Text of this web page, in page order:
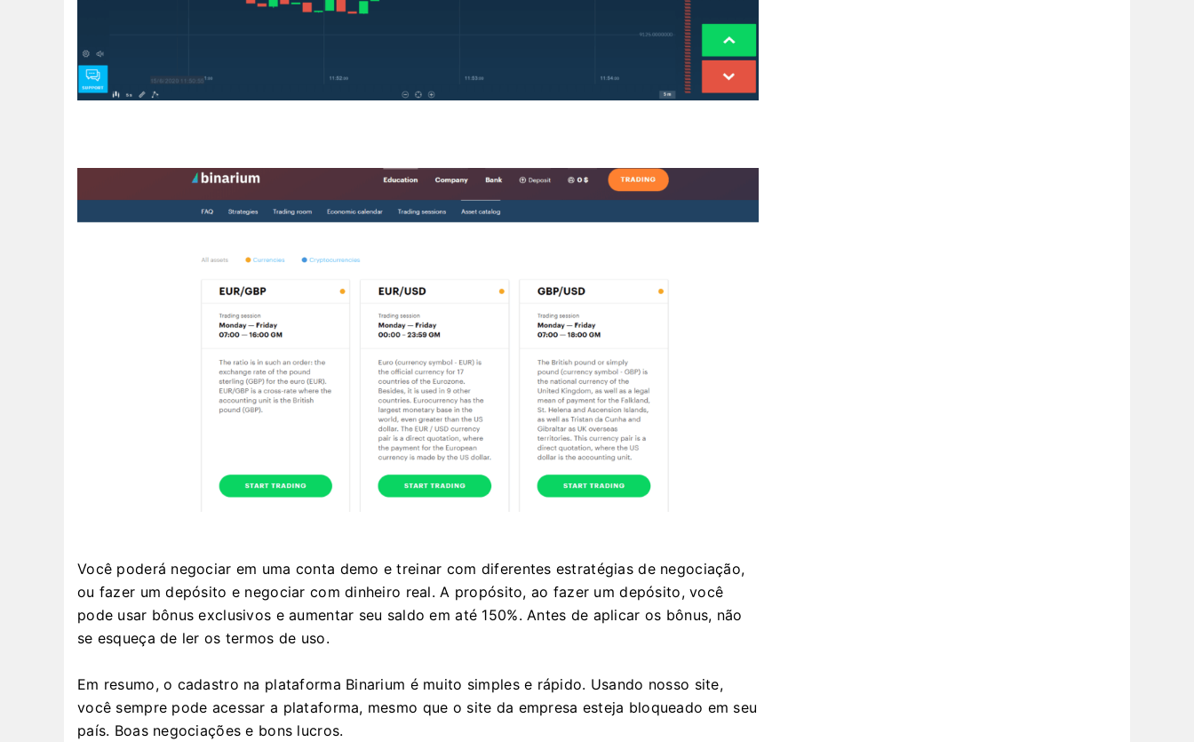
Você poderá negociar em uma conta demo e treinar com diferentes estratégias de negociação,
ou fazer um depósito e negociar com dinheiro real. A propósito, ao fazer um depósito, você
pode usar bônus exclusivos e aumentar seu saldo em até 150%. Antes de aplicar os bônus, não
se esqueça de ler os termos de uso.
Em resumo, o cadastro na plataforma Binarium é muito simples e rápido. Usando nosso site,
você sempre pode acessar a plataforma, mesmo que o site da empresa esteja bloqueado em seu
país. Boas negociações e bons lucros.